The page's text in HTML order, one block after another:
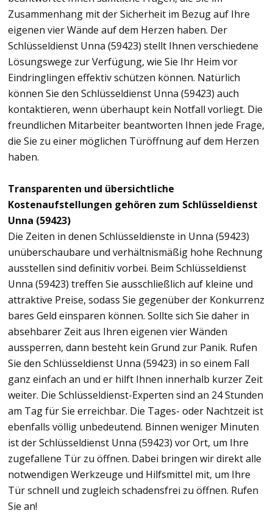
Zusammenhang mit der Sicherheit im Bezug auf Ihre
eigenen vier Wände auf dem Herzen haben. Der
Schlüsseldienst Unna (59423) stellt Ihnen verschiedene
Lösungswege zur Verfügung, wie Sie Ihr Heim vor
Eindringlingen effektiv schützen können. Natürlich
können Sie den Schlüsseldienst Unna (59423) auch
kontaktieren, wenn überhaupt kein Notfall vorliegt. Die
freundlichen Mitarbeiter beantworten Ihnen jede Frage,
die Sie zu einer möglichen Türöffnung auf dem Herzen
haben.
Transparenten und übersichtliche
Kostenaufstellungen gehören zum Schlüsseldienst
Unna (59423)
Die Zeiten in denen Schlüsseldienste in Unna (59423)
unüberschaubare und verhältnismäßig hohe Rechnung
ausstellen sind definitiv vorbei. Beim Schlüsseldienst
Unna (59423) treffen Sie ausschließlich auf kleine und
attraktive Preise, sodass Sie gegenüber der Konkurrenz
bares Geld einsparen können. Sollte sich Sie daher in
absehbarer Zeit aus Ihren eigenen vier Wänden
aussperren, dann besteht kein Grund zur Panik. Rufen
Sie den Schlüsseldienst Unna (59423) in so einem Fall
ganz einfach an und er hilft Ihnen innerhalb kurzer Zeit
weiter. Die Schlüsseldienst-Experten sind an 24 Stunden
am Tag für Sie erreichbar. Die Tages- oder Nachtzeit ist
ebenfalls völlig unbedeutend. Binnen weniger Minuten
ist der Schlüsseldienst Unna (59423) vor Ort, um Ihre
zugefallene Tür zu öffnen. Dabei bringen wir direkt alle
notwendigen Werkzeuge und Hilfsmittel mit, um Ihre
Tür schnell und zugleich schadensfrei zu öffnen. Rufen
Sie an!